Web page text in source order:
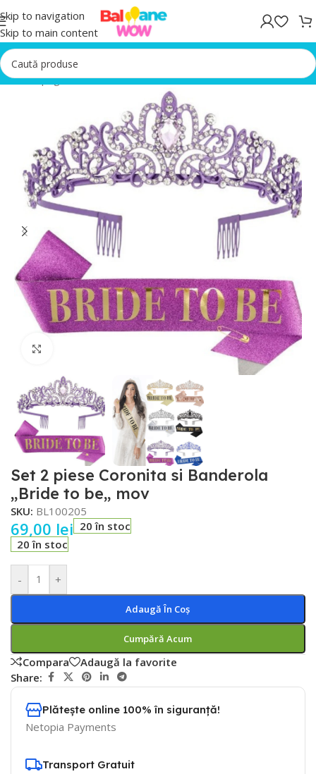
Skip to navigation
Skip to main content
Prima pagină/Accesorii Petrecere
Set 2 piese Coronita si Banderola
„Bride to be„ mov
SKU: BL100205
69,00 lei 20 în stoc
20 în stoc
- +
Adaugă În Coș
Cumpără Acum
Compara
Adaugă la favorite
Share:
Plătește online 100% în siguranță!
Netopia Payments
Transport Gratuit